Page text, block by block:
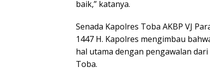
baik,” katanya.
Senada Kapolres Toba AKBP VJ
1447 H. Kapolres mengimbau
hal utama dengan pengawalan
Toba.